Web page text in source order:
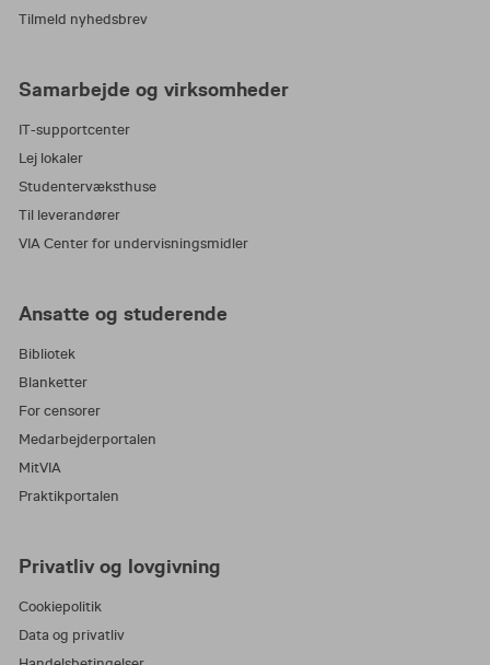
Tilmeld nyhedsbrev
Samarbejde og virksomheder
IT-supportcenter
Lej lokaler
Studentervæksthuse
Til leverandører
VIA Center for undervisningsmidler
Ansatte og studerende
Bibliotek
Blanketter
For censorer
Medarbejderportalen
MitVIA
Praktikportalen
Privatliv og lovgivning
Cookiepolitik
Data og privatliv